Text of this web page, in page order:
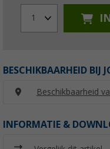
1
BESCHIKBAARHEID BIJ
Beschikbaarheid
INFORMATIE &